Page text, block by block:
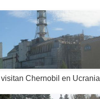
Chernobil en Ucrania